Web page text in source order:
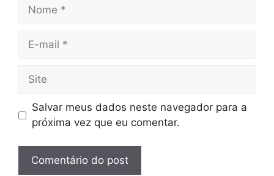
Nome
Site
Salvar meus dados neste navegador para a
próxima vez que eu comentar.